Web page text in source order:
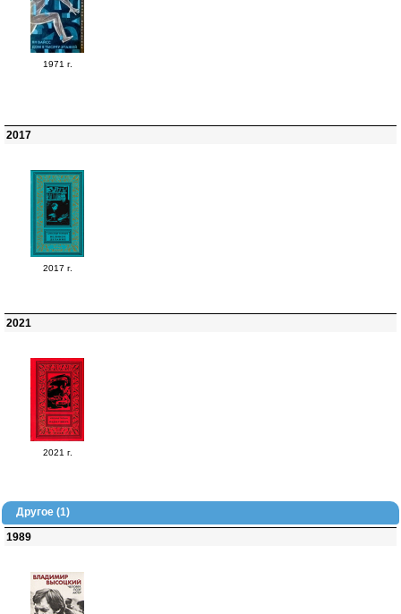
1971 г.
2017
2017 г.
2021
2021 г.
Другое (1)
1989